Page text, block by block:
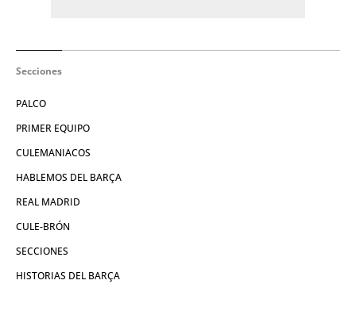
Secciones
PALCO
PRIMER EQUIPO
CULEMANIACOS
HABLEMOS DEL BARÇA
REAL MADRID
CULE-BRÓN
SECCIONES
HISTORIAS DEL BARÇA